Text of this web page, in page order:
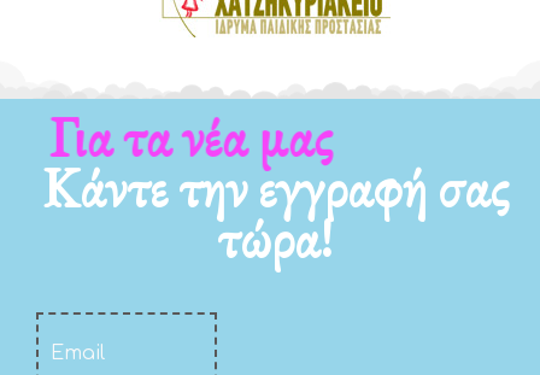
Για τα νέα μας
Κάντε την εγγραφή σας
τώρα!